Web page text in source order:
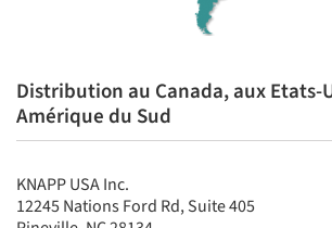
Distribution au Canada, aux Etats-
Amérique du Sud
KNAPP USA Inc.
12245 Nations Ford Rd, Suite 405